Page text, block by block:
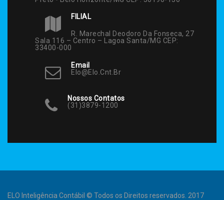
FILIAL
R. Marechal Deodoro Da Fonseca, 27
Sala 116 – Centro – Lagoa Santa/MG CEP:
33400-000
Email
Elo@elo.cnt.br
Nossos Contatos
(31)3879-1200
ELO Inteligência Contábil © Todos os Direitos reservados. 2017